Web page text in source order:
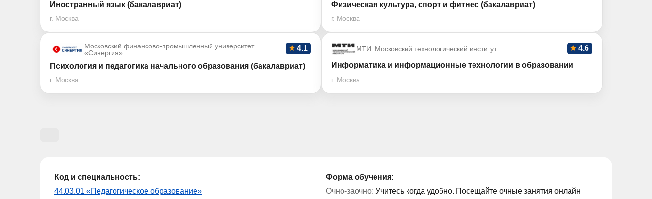
Иностранный язык (бакалавриат)
г. Москва
Физическая культура, спорт и фитнес (бакалавриат)
г. Москва
Московский финансово-промышленный университет
«Синергия»
4.1
Психология и педагогика начального образования (бакалавриат)
г. Москва
МТИ. Московский технологический институт 4.6
Информатика и информационные технологии в образовании
г. Москва
Код и специальность:
44.03.01 «Педагогическое образование»
Форма обучения:
Очно-заочно: Учитесь когда удобно. Посещайте очные занятия онлайн